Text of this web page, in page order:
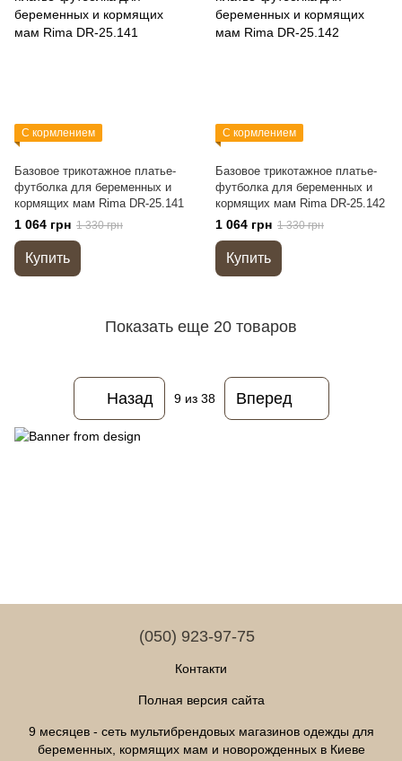
С кормлением
Базовое трикотажное платье-
футболка для беременных и
кормящих мам Rima DR-25.141
1 064 грн 1 330 грн
Купить
С кормлением
Базовое трикотажное платье-
футболка для беременных и
кормящих мам Rima DR-25.142
1 064 грн 1 330 грн
Купить
Показать еще 20 товаров
Назад 9из 38 Вперед
(050) 923-97-75
Контакти
Полная версия сайта
9 месяцев - сеть мультибрендовых магазинов одежды для
беременных, кормящих мам и новорожденных в Киеве